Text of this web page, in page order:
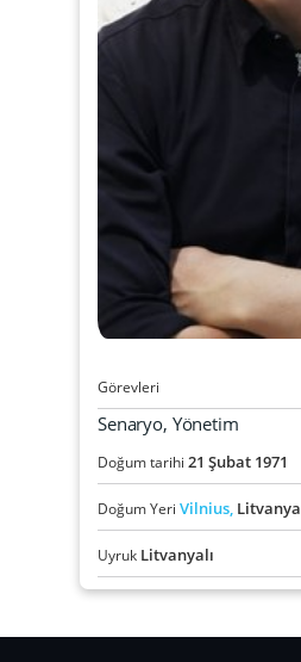
Görevleri
Senaryo, Yönetim
Doğum tarihi 21 Şubat 1971
Doğum Yeri Vilnius, Litvanya
Uyruk Litvanyalı